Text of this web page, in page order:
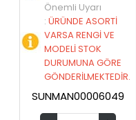
Önemli Uyarı
: ÜRÜNDE
VARSA RENGİ
MODELİ STOK
DURUMUNA